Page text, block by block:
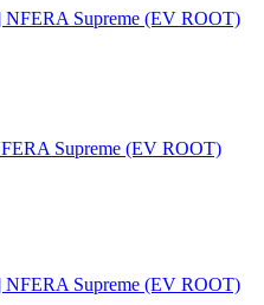
Supreme (EV ROOT)